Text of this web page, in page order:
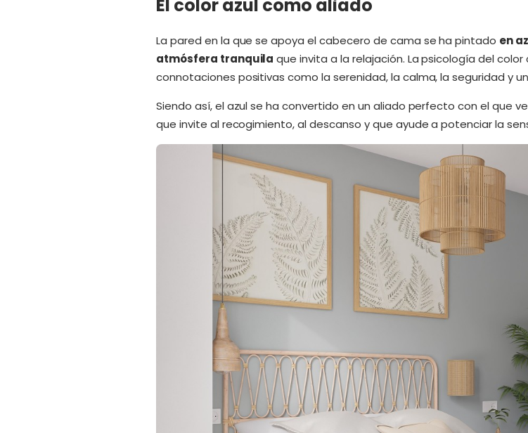
El color azul como aliado
La pared en la que se apoya el cabecero de cama se ha pintado en
atmósfera tranquila que invita a la relajación. La psicología del
connotaciones positivas como la serenidad, la calma, la seguridad y
Siendo así, el azul se ha convertido en un aliado perfecto con el que
que invite al recogimiento, al descanso y que ayude a potenciar la